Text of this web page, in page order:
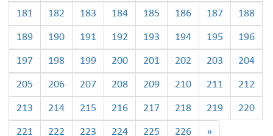
181 182 183 184 185 186 187 188
189 190 191 192 193 194 195 196
197 198 199 200 201 202 203 204
205 206 207 208 209 210 211 212
213 214 215 216 217 218 219 220
221 222 223 224 225 226 »